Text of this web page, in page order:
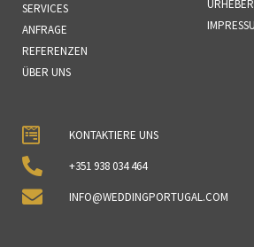
SERVICES
ANFRAGE
REFERENZEN
ÜBER UNS
KONTAKTIERE UNS
+351 938 034 464
INFO@WEDDINGPORTUGAL.COM